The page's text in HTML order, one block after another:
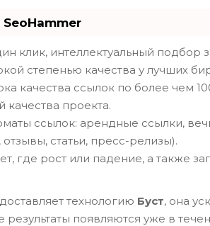
клик, интеллектуальный подбор
степенью качества у лучших
качества ссылок по более чем
качества проекта.
ссылок: арендные ссылки,
статьи, пресс-релизы).
где рост или падение, а также
технологию Буст, она
результаты появляются уже в